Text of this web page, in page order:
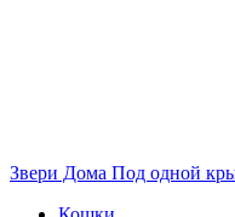
Звери Дома Под одной